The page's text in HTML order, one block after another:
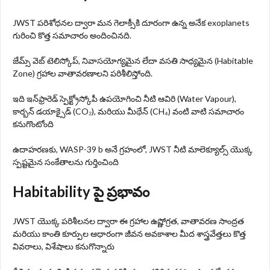
JWST పరిశోధనల ద్వారా మన గెలాక్సీకి దూరంగా ఉన్న అనేక exoplanets
గురించి కొత్త సమాచారం అందించినది.
జేమ్స్ వెబ్ టెలిస్కోప్, నివాసయోగ్యమైన లేదా వసతి సాధ్యమైన (Habitable
Zone) గ్రహాల వాతావరణాలని పరిశీలిస్తోంది.
ఇది ఇన్‌ఫ్రారెడ్ స్పెక్ట్రోస్కోపీ ఉపయోగించి నీటి ఆవిరి (Water Vapour),
కార్బన్ డయాక్సైడ్ (CO₂), మరియు మీథేన్ (CH₄) వంటి వాటి సమాచారం
కనుగొంటోంది
ఉదాహరణకు, WASP-39 b అనే గ్రహంలో, JWST నీటి మాలెక్యూల్స్‌ యొక్క
స్పష్టమైన సంకేతాలను గుర్తించింది
Habitability పై ప్రభావం
JWST యొక్క పరిశీలనల ద్వారా ఈ గ్రహాల ఉష్ణోగ్రత, వాతావరణ సాంద్రత
మరియు కాంతి కూర్పుల ఆధారంగా జీవన అవకాశాల మీద శాస్త్రవేత్తలు కొత్త
వివరాలు, విశేషాలు కనుగొన్నారు